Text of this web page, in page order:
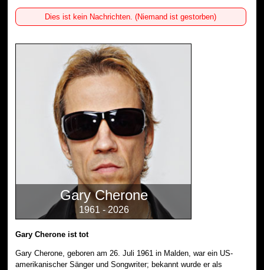
Dies ist kein Nachrichten. (Niemand ist gestorben)
Gary Cherone
1961 - 2026
Gary Cherone ist tot
Gary Cherone, geboren am 26. Juli 1961 in Malden, war ein US-
amerikanischer Sänger und Songwriter; bekannt wurde er als